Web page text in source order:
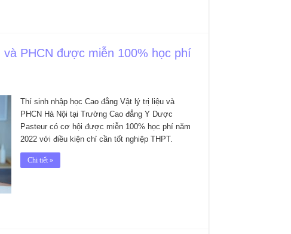
PHCN được miễn 100% học phí
Thí sinh nhập học Cao đẳng Vật lý trị liệu và
PHCN Hà Nội tại Trường Cao đẳng Y Dược
Pasteur có cơ hội được miễn 100% học phí năm
2022 với điều kiện chỉ cần tốt nghiệp THPT.
Chi tiết »